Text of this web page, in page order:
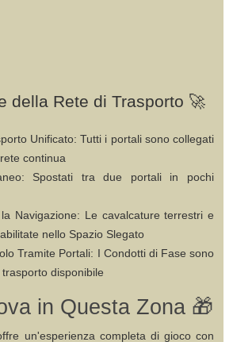
della Rete di Trasporto 🚀
Unificato: Tutti i portali sono collegati
continua
: Spostati tra due portali in pochi
Navigazione: Le cavalcature terrestri e
nello Spazio Slegato
Tramite Portali: I Condotti di Fase sono
disponibile
in Questa Zona 🎁
un'esperienza completa di gioco con